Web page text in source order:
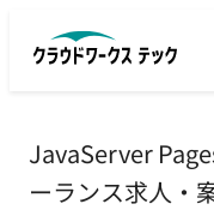
JavaServer
ーランス求人・